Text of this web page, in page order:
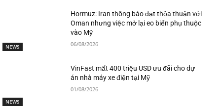
NEWS
Hormuz: Iran thông báo đạt thỏa thuận với
Oman nhưng việc mở lại eo biển phụ thuộc
vào Mỹ
06/08/2026
NEWS
VinFast mất 400 triệu USD ưu đãi cho dự
án nhà máy xe điện tại Mỹ
01/08/2026